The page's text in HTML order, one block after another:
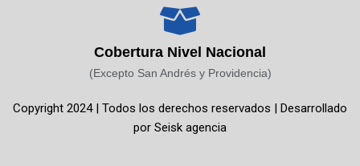
o
o
-
t
a
g
r
m
b
e
k
Cobertura Nivel Nacional
(Excepto San Andrés y Providencia)
Copyright 2024 | Todos los derechos reservados | Desarrollado
por Seisk agencia